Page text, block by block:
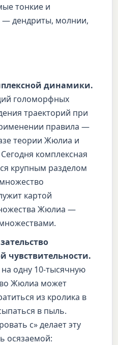
тонкие и
дендриты, молнии,
динамики.
голоморфных
траекторий при
правила —
теории Жюлиа и
комплексная
крупным разделом
картой
Жюлиа —
чувствительности.
на одну 10-тысячную
Жюлиа может
из кролика в
в пыль.
c» делает эту
осязаемой: